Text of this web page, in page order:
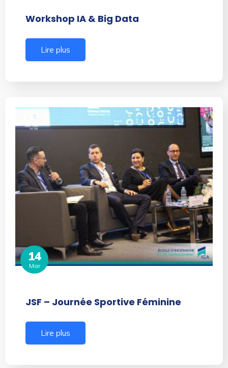
Workshop IA & Big Data
Lire plus
14
Mar
JSF – Journée Sportive Féminine
Lire plus